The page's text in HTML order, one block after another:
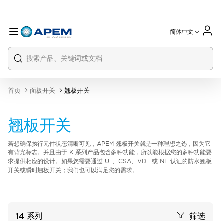
International
France
USA
简体中文
首页 面板开关 翘板开关
翘板开关
若想确保执行元件状态清晰可见，APEM 翘板开关就是一种理想之选，因为它
有背光标志。并且由于 K 系列产品包含多种功能，所以能根据您的多种功能要
求提供相应的设计。如果您需要通过 UL、CSA、VDE 或 NF 认证的防水翘板
开关或瞬时翘板开关；我们也可以满足您的需求。
14 系列 筛选